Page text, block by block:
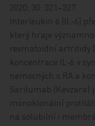
2020; 30: 321–327.
Interleukin 6 (IL‑6)
který hraje
revmatoidní artritidy
koncentrace IL‑6 v
nemocných s RA a
Sarilumab (Kevzara)
monoklonální
na solubilní i